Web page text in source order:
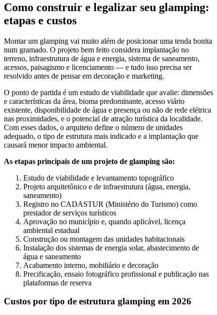
Como construir e legalizar seu glamping:
etapas e custos
Montar um glamping vai muito além de posicionar uma tenda bonita
num gramado. O projeto bem feito considera implantação no
terreno, infraestrutura de água e energia, sistema de saneamento,
acessos, paisagismo e licenciamento — e tudo isso precisa ser
resolvido antes de pensar em decoração e marketing.
O ponto de partida é um estudo de viabilidade que avalie: dimensões
e características da área, bioma predominante, acesso viário
existente, disponibilidade de água e presença ou não de rede elétrica
nas proximidades, e o potencial de atração turística da localidade.
Com esses dados, o arquiteto define o número de unidades
adequado, o tipo de estrutura mais indicado e a implantação que
causará menor impacto ambiental.
As etapas principais de um projeto de glamping são:
Estudo de viabilidade e levantamento topográfico
Projeto arquitetônico e de infraestrutura (água, energia,
saneamento)
Registro no CADASTUR (Ministério do Turismo) como
prestador de serviços turísticos
Aprovação no município e, quando aplicável, licença
ambiental estadual
Construção ou montagem das unidades habitacionais
Instalação dos sistemas de energia solar, abastecimento de
água e saneamento
Acabamento interno, mobiliário e decoração
Precificação, ensaio fotográfico profissional e publicação nas
plataformas de reserva
Custos por tipo de estrutura glamping em 2026